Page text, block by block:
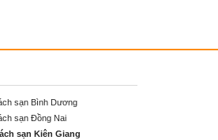
sạn Bình Dương
sạn Đồng Nai
sạn Kiên Giang